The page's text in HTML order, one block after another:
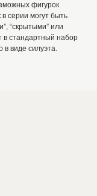
фигурок
серии могут быть
“скрытыми” или
в стандартный набор
в виде силуэта.